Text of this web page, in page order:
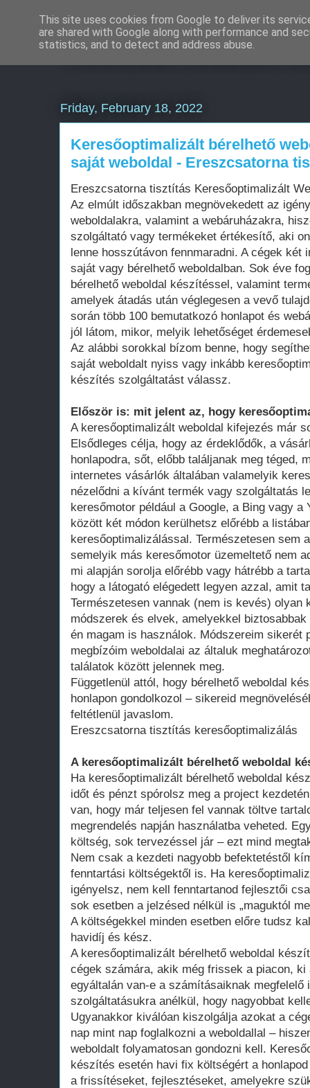
Weboldal készítés
Friday, February 18, 2022
Keresőoptimalizált bérelhető
saját weboldal - Ereszcsatorna
Ereszcsatorna tisztítás Keresőoptimalizált
Az elmúlt időszakban megnövekedett az
weboldalakra, valamint a webáruházakra,
szolgáltató vagy termékeket értékesítő, aki
lenne hosszútávon fennmaradni. A cégek két
saját vagy bérelhető weboldalban. Sok éve
bérelhető weboldal készítéssel, valamint
amelyek átadás után véglegesen a vevő
során több 100 bemutatkozó honlapot és
jól látom, mikor, melyik lehetőséget
Az alábbi sorokkal bízom benne, hogy
saját weboldalt nyiss vagy inkább
készítés szolgáltatást válassz.
Először is: mit jelent az, hogy
A keresőoptimalizált weboldal kifejezés már
Elsődleges célja, hogy az érdeklődők, a
honlapodra, sőt, előbb találjanak meg téged,
internetes vásárlók általában valamelyik
nézelődni a kívánt termék vagy szolgáltatás
keresőmotor például a Google, a Bing vagy a
között két módon kerülhetsz előrébb a
keresőoptimalizálással. Természetesen sem
semelyik más keresőmotor üzemeltető nem
mi alapján sorolja előrébb vagy hátrébb a
hogy a látogató elégedett legyen azzal, amit
Természetesen vannak (nem is kevés) olyan
módszerek és elvek, amelyekkel
én magam is használok. Módszereim sikerét
megbízóim weboldalai az általuk
találatok között jelennek meg.
Függetlenül attól, hogy bérelhető weboldal
honlapon gondolkozol – sikereid
feltétlenül javaslom.
Ereszcsatorna tisztítás keresőoptimalizálás
A keresőoptimalizált bérelhető weboldal
Ha keresőoptimalizált bérelhető weboldal
időt és pénzt spórolsz meg a project
van, hogy már teljesen fel vannak töltve
megrendelés napján használatba veheted.
költség, sok tervezéssel jár – ezt mind
Nem csak a kezdeti nagyobb befektetéstől
fenntartási költségektől is. Ha
igényelsz, nem kell fenntartanod fejlesztői
sok esetben a jelzésed nélkül is „maguktól
A költségekkel minden esetben előre tudsz
havidíj és kész.
A keresőoptimalizált bérelhető weboldal
cégek számára, akik még frissek a piacon, ki
egyáltalán van-e a számításaiknak megfelelő
szolgáltatásukra anélkül, hogy nagyobbat
Ugyanakkor kiválóan kiszolgálja azokat a
nap mint nap foglalkozni a weboldallal –
weboldalt folyamatosan gondozni kell.
készítés esetén havi fix költségért a
a frissítéseket, fejlesztéseket, amelyekre
This site uses cookies from Google to deliver its
are shared with Google along with performance and
statistics, and to detect and address abuse.